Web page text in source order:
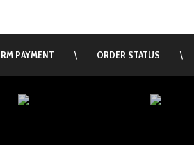
PAYMENT \ ORDER STATUS \